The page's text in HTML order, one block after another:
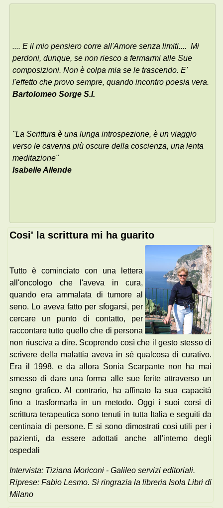
.... E il mio pensiero corre all'Amore senza limiti.... Mi
perdoni, dunque, se non riesco a fermarmi alle Sue
composizioni. Non è colpa mia se le trascendo. E'
l'effetto che provo sempre, quando incontro poesia vera.
Bartolomeo Sorge S.I.
"La Scrittura è una lunga introspezione, è un viaggio
verso le caverna più oscure della coscienza, una lenta
meditazione"
Isabelle Allende
Cosi' la scrittura mi ha guarito
Tutto è cominciato con una lettera
all'oncologo che l'aveva in cura,
quando era ammalata di tumore al
seno. Lo aveva fatto per sfogarsi, per
cercare un punto di contatto, per
raccontare tutto quello che di persona
non riusciva a dire. Scoprendo così che il gesto stesso di
scrivere della malattia aveva in sé qualcosa di curativo.
Era il 1998, e da allora Sonia Scarpante non ha mai
smesso di dare una forma alle sue ferite attraverso un
segno grafico. Al contrario, ha affinato la sua capacità
fino a trasformarla in un metodo. Oggi i suoi corsi di
scrittura terapeutica sono tenuti in tutta Italia e seguiti da
centinaia di persone. E si sono dimostrati così utili per i
pazienti, da essere adottati anche all'interno degli
ospedali
Intervista: Tiziana Moriconi - Galileo servizi editoriali.
Riprese: Fabio Lesmo. Si ringrazia la libreria Isola Libri di
Milano